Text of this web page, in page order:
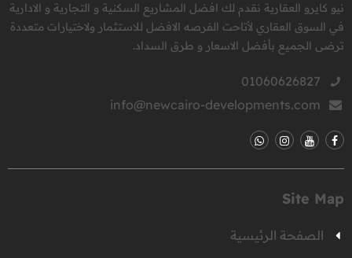
نيو كايرو العقارية نقدم لك افضل المشاريع السكنية و التجارية و الادارية
في السوق العقاري لأتاحت الفرصه الافضل للاستثمار ولاختيارات متعددة
ترضى الجميع بأفضل الاسعار و طرق السداد.
01060626827
info@newcairo-developments.com
Site Map
الصفحة الرئيسية